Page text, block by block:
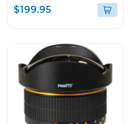
s308
$199.95